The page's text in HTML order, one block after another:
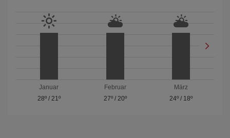
Januar
28º/ 21º
Februar
27º/ 20º
März
24º / 18º